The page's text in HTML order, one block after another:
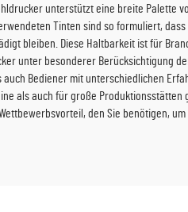
unterstützt eine breite Palette
Tinten sind so formuliert,
bleiben. Diese Haltbarkeit ist für
unter besonderer
Bediener mit unterschiedlichen
als auch für große
den Sie benötigen,